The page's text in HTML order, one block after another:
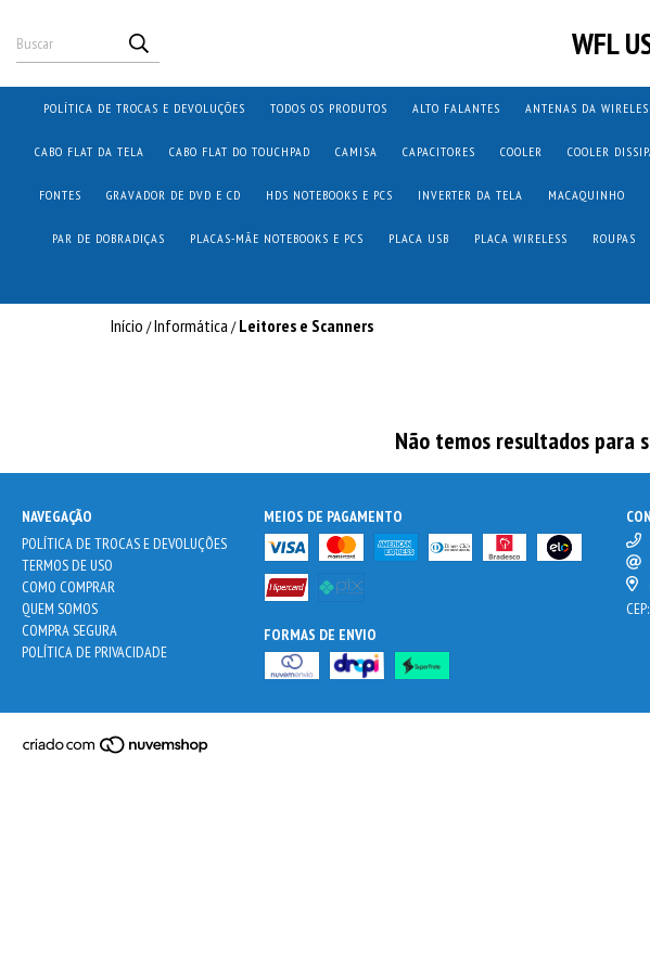
WFL
POLÍTICA DE TROCAS E DEVOLUÇÕES TODOS OS PRODUTOS ALTO FALANTES ANTENAS DA
CABO FLAT DA TELA CABO FLAT DO TOUCHPAD CAMISA CAPACITORES COOLER COOLER
FONTES GRAVADOR DE DVD E CD HDS NOTEBOOKS E PCS INVERTER DA TELA MACAQUINHO
PAR DE DOBRADIÇAS PLACAS-MÃE NOTEBOOKS E PCS PLACA USB PLACA WIRELESS ROUPAS
Início /Informática / Leitores e Scanners
Não temos resultados para
NAVEGAÇÃO
POLÍTICA DE TROCAS E DEVOLUÇÕES
TERMOS DE USO
COMO COMPRAR
QUEM SOMOS
COMPRA SEGURA
POLÍTICA DE PRIVACIDADE
MEIOS DE PAGAMENTO
FORMAS DE ENVIO